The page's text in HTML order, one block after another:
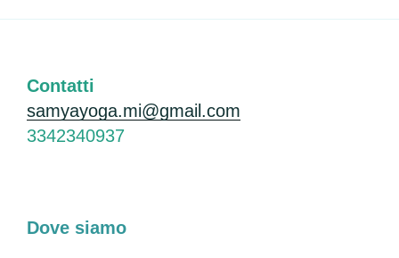
Contatti
samyayoga.mi@gmail.com
3342340937
Dove siamo